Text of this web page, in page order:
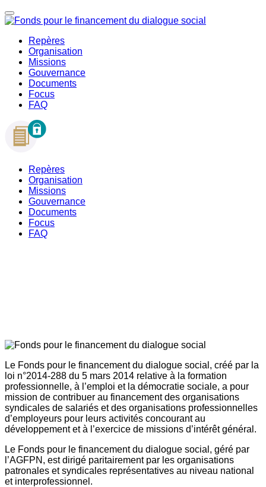
Repères
Organisation
Missions
Gouvernance
Documents
Focus
FAQ
Repères
Organisation
Missions
Gouvernance
Documents
Focus
FAQ
Le Fonds pour le financement du dialogue social, créé par la
loi n°2014-288 du 5 mars 2014 relative à la formation
professionnelle, à l’emploi et la démocratie sociale, a pour
mission de contribuer au financement des organisations
syndicales de salariés et des organisations professionnelles
d’employeurs pour leurs activités concourant au
développement et à l’exercice de missions d’intérêt général.
Le Fonds pour le financement du dialogue social, géré par
l’AGFPN, est dirigé paritairement par les organisations
patronales et syndicales représentatives au niveau national
et interprofessionnel.